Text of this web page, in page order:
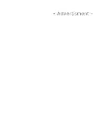
- Advertisment -